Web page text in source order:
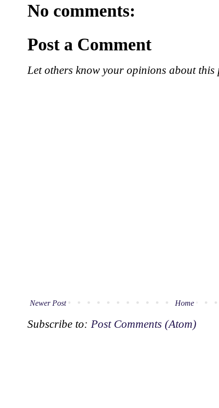
No comments:
Post a Comment
Let others know your opinions about this
Newer Post Home
Subscribe to: Post Comments (Atom)